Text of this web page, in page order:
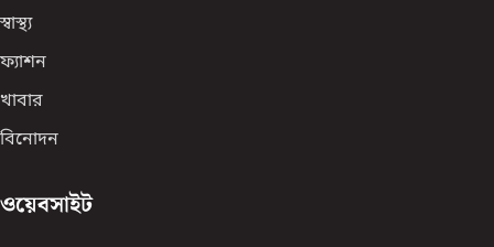
স্বাস্থ্য
ফ্যাশন
খাবার
বিনোদন
ওয়েবসাইট